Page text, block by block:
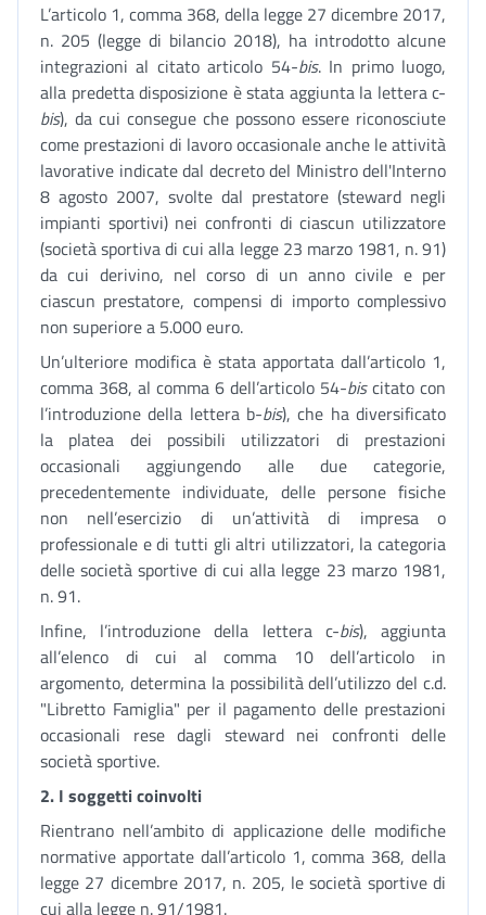
L’articolo 1, comma 368, della legge 27 dicembre 2017,
n. 205 (legge di bilancio 2018), ha introdotto alcune
integrazioni al citato articolo 54-bis. In primo luogo,
alla predetta disposizione è stata aggiunta la lettera c-
bis), da cui consegue che possono essere riconosciute
come prestazioni di lavoro occasionale anche le attività
lavorative indicate dal decreto del Ministro dell'Interno
8 agosto 2007, svolte dal prestatore (steward negli
impianti sportivi) nei confronti di ciascun utilizzatore
(società sportiva di cui alla legge 23 marzo 1981, n. 91)
da cui derivino, nel corso di un anno civile e per
ciascun prestatore, compensi di importo complessivo
non superiore a 5.000 euro.
Un’ulteriore modifica è stata apportata dall’articolo 1,
comma 368, al comma 6 dell’articolo 54-biscitato con
l’introduzione della lettera b-bis), che ha diversificato
la platea dei possibili utilizzatori di prestazioni
occasionali aggiungendo alle due categorie,
precedentemente individuate, delle persone fisiche
non nell’esercizio di un’attività di impresa o
professionale e di tutti gli altri utilizzatori, la categoria
delle società sportive di cui alla legge 23 marzo 1981,
n. 91.
Infine, l’introduzione della lettera c-bis), aggiunta
all’elenco di cui al comma 10 dell’articolo in
argomento, determina la possibilità dell’utilizzo del c.d.
"Libretto Famiglia" per il pagamento delle prestazioni
occasionali rese dagli steward nei confronti delle
società sportive.
2. I soggetti coinvolti
Rientrano nell’ambito di applicazione delle modifiche
normative apportate dall’articolo 1, comma 368, della
legge 27 dicembre 2017, n. 205, le società sportive di
cui alla legge n. 91/1981.